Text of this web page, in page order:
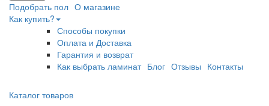
Подобрать пол О магазине
Как купить?
Способы покупки
Оплата и Доставка
Гарантия и возврат
Как выбрать ламинат Блог Отзывы Контакты
Каталог товаров